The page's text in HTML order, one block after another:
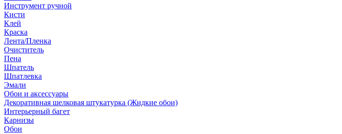
Инструмент ручной
Кисти
Клей
Краска
Лента/Пленка
Очиститель
Пена
Шпатель
Шпатлевка
Эмали
Обои и аксессуары
Декоративная шелковая штукатурка (Жидкие обои)
Интерьерный багет
Карнизы
Обои